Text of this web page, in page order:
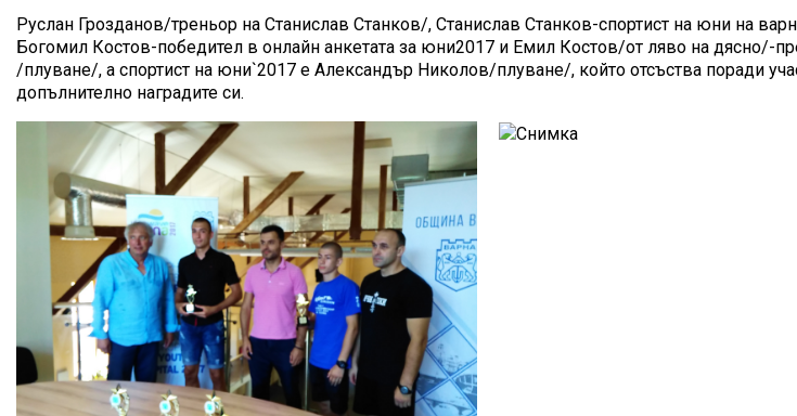
Руслан Грозданов/треньор на Станислав Станков/, Станислав Станков-спортист на юни на
Богомил Костов-победител в онлайн анкетата за юни2017 и Емил Костов/от ляво на дясно/-
/плуване/, а спортист на юни`2017 е Александър Николов/плуване/, който отсъства поради
допълнително наградите си.